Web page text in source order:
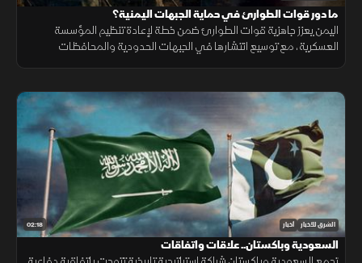
ما دور قوات الطوارئ في حماية الجبهات اليمنية؟
اليمن يعزز جاهزية قوات الطوارئ ضمن خطة لإعادة تنظيم المؤسسة
العسكرية، مع توسيع انتشارها في الجبهات الحدودية والمحافظات
02:18 الشرق للأخبار أخبار
السعودية وباكستان.. علاقات واتفاقات